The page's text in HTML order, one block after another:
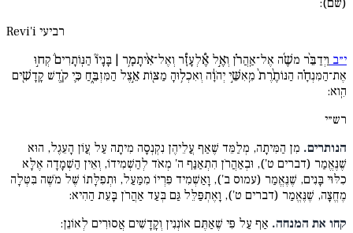
Revi'i רביעי
י״ב וַיְדַבֵּ֨ר משֶׁ֜ה אֶל־אַֽהֲרֹ֗ן וְאֶ֣ל אֶ֠לְעָזָ֠ר וְאֶל־אִ֨יתָמָ֥ר | בָּנָיו֘ הַנּֽוֹתָרִים֒ קְח֣וּ
אֶת־הַמִּנְחָ֗ה הַנּוֹתֶ֨רֶת֙ מֵֽאִשֵּׁ֣י יְהֹוָ֔ה וְאִכְל֥וּהָ מַצּ֖וֹת אֵ֣צֶל הַמִּזְבֵּ֑חַ כִּ֛י קֹ֥דֶשׁ קָֽדָשִׁ֖ים
הִֽוא:
רש״י
הנותרים. מִן הַמִּיתָה, מְלַמֵּד שֶׁאַף עֲלֵיהֶן נִקְנְסָה מִיתָה עַל עֲוֹן הָעֵגֶל, הוּא
שֶׁנֶּאֱמַר (דברים ט'), וּבְאַהֲרֹן הִתְאַנַּף ה' מְאֹד לְהַשְׁמִידוֹ, וְאֵין הַשְׁמָדָה אֶלָּא
כִלּוּי בָּנִים, שֶׁנֶּאֱמַר (עמוס ב'), וָאַשְׁמִיד פִּרְיוֹ מִמַּעַל, וּתְפִלָּתוֹ שֶׁל מֹשֶׁה בִּטְּלָה
מֶחֱצָה, שֶׁנֶּאֱמַר (דברים ט'), וָאֶתְפַּלֵּל גַּם בְּעַד אַהֲרֹן בָּעֵת הַהִיא:
קחו את המנחה. אַף עַל פִּי שֶׁאַתֶּם אוֹנְנִין וְקָדָשִׁים אֲסוּרִים לְאוֹנֵן: